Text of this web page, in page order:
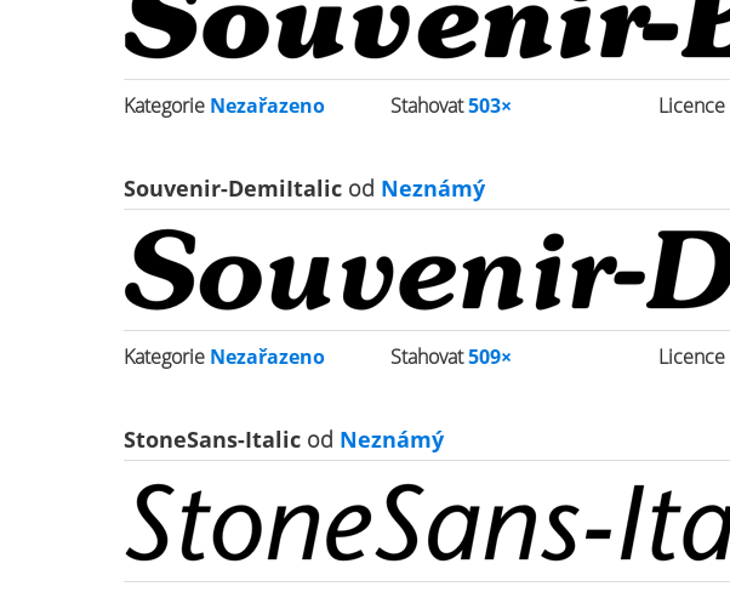
Kategorie Nezařazeno Stahovat503× Licence
Souvenir-DemiItalic od Neznámý
Kategorie Nezařazeno Stahovat509× Licence
StoneSans-Italic od Neznámý